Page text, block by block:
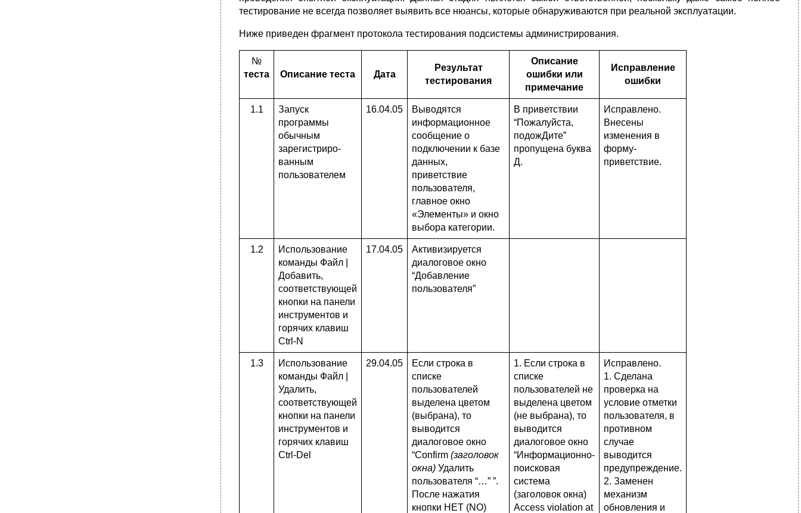
тестирование не всегда позволяет выявить все нюансы, которые обнаруживаются при реальной эксплуатации.
Ниже приведен фрагмент протокола тестирования подсистемы администрирования.
№
теста
Описание теста Дата
Результат
тестирования
Описание
ошибки или
примечание
Исправление
ошибки
1.1
Запуск
программы
обычным
зарегистриро-
ванным
пользователем
16.04.05
Выводятся
информационное
сообщение о
подключении к базе
данных,
приветствие
пользователя,
главное окно
«Элементы» и окно
выбора категории.
В приветствии
“Пожалуйста,
подожДите”
пропущена буква
Д.
Исправлено.
Внесены
изменения в
форму-
приветствие.
1.2
Использование
команды Файл |
Добавить,
соответствующей
кнопки на панели
инструментов и
горячих клавиш
Ctrl-N
17.04.05
Активизируется
диалоговое окно
“Добавление
пользователя”
1.3
Использование
команды Файл |
Удалить,
соответствующей
кнопки на панели
инструментов и
горячих клавиш
Ctrl-Del
29.04.05
Если строка в
списке
пользователей
выделена цветом
(выбрана), то
выводится
диалоговое окно
“Confirm (заголовок
окна) Удалить
пользователя “…” ”.
После нажатия
кнопки НЕТ (NO)
1. Если строка в
списке
пользователей не
выделена цветом
(не выбрана), то
выводится
диалоговое окно
“Информационно-
поисковая
система
(заголовок окна)
Access violation at
Исправлено.
1. Сделана
проверка на
условие отметки
пользователя, в
противном
случае
выводится
предупреждение.
2. Заменен
механизм
обновления и